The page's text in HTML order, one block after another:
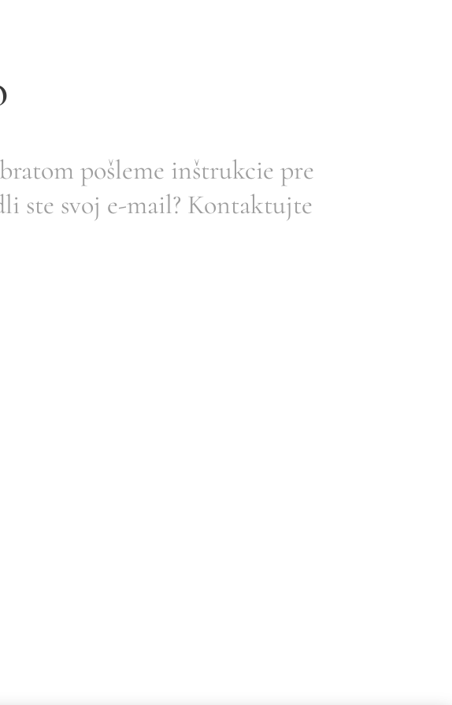
pošleme inštrukcie pre
ste svoj e-mail? Kontaktujte